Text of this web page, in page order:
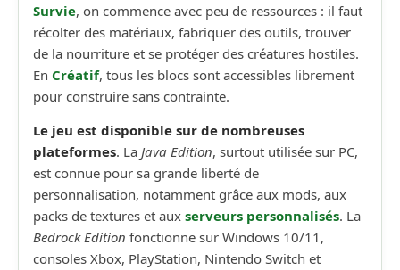
Survie, on commence avec peu de ressources : il faut
récolter des matériaux, fabriquer des outils, trouver
de la nourriture et se protéger des créatures hostiles.
En Créatif, tous les blocs sont accessibles librement
pour construire sans contrainte.
Le jeu est disponible sur de nombreuses
plateformes. La Java Edition, surtout utilisée sur PC,
est connue pour sa grande liberté de
personnalisation, notamment grâce aux mods, aux
packs de textures et aux serveurs personnalisés. La
Bedrock Edition fonctionne sur Windows 10/11,
consoles Xbox, PlayStation, Nintendo Switch et